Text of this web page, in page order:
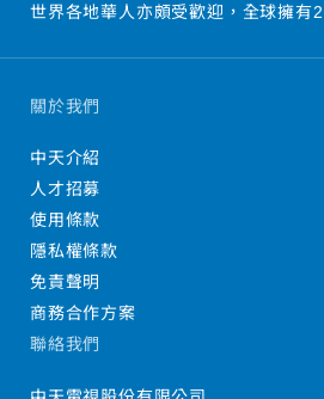
世界各地華人亦頗受歡迎，全球擁有
關於我們
中天介紹
人才招募
使用條款
隱私權條款
免責聲明
商務合作方案
聯絡我們